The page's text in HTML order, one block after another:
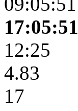
17:05:51
12:25
4.83
17